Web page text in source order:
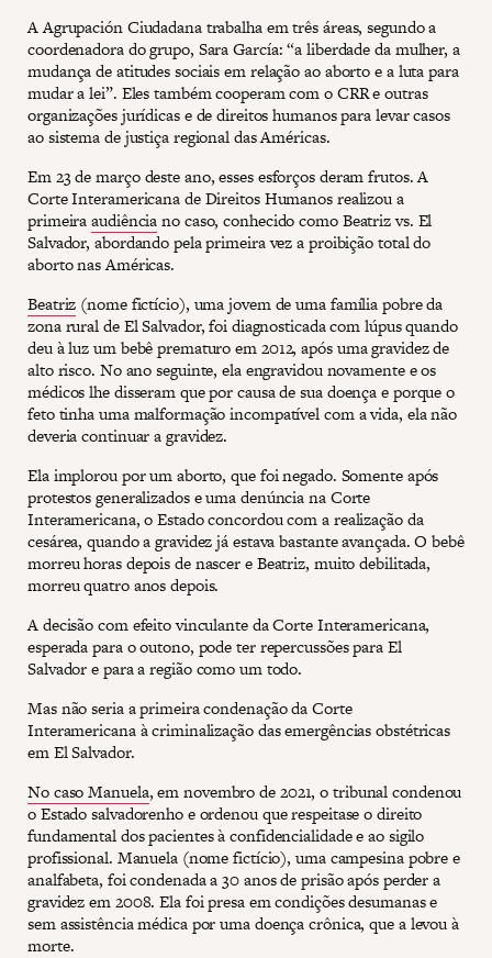
A Agrupación Ciudadana trabalha em três áreas, segundo a
coordenadora do grupo, Sara García: “a liberdade da mulher, a
mudança de atitudes sociais em relação ao aborto e a luta para
mudar a lei”. Eles também cooperam com o CRR e outras
organizações jurídicas e de direitos humanos para levar casos
ao sistema de justiça regional das Américas.
Em 23 de março deste ano, esses esforços deram frutos. A
Corte Interamericana de Direitos Humanos realizou a
primeiraaudiênciano caso, conhecido como Beatriz vs. El
Salvador, abordando pela primeira vez a proibição total do
aborto nas Américas.
Beatriz (nome fictício), uma jovem de uma família pobre da
zona rural de El Salvador, foi diagnosticada com lúpus quando
deu à luz um bebê prematuro em 2012, após uma gravidez de
alto risco. No ano seguinte, ela engravidou novamente e os
médicos lhe disseram que por causa de sua doença e porque o
feto tinha uma malformação incompatível com a vida, ela não
deveria continuar a gravidez.
Ela implorou por um aborto, que foi negado. Somente após
protestos generalizados e uma denúncia na Corte
Interamericana, o Estado concordou com a realização da
cesárea, quando a gravidez já estava bastante avançada. O bebê
morreu horas depois de nascer e Beatriz, muito debilitada,
morreu quatro anos depois.
A decisão com efeito vinculante da Corte Interamericana,
esperada para o outono, pode ter repercussões para El
Salvador e para a região como um todo.
Mas não seria a primeira condenação da Corte
Interamericana à criminalização das emergências obstétricas
em El Salvador.
No caso Manuela, em novembro de 2021, o tribunal condenou
o Estado salvadorenho e ordenou que respeitase o direito
fundamental dos pacientes à confidencialidade e ao sigilo
profissional. Manuela (nome fictício), uma campesina pobre e
analfabeta, foi condenada a 30 anos de prisão após perder a
gravidez em 2008. Ela foi presa em condições desumanas e
sem assistência médica por uma doença crônica, que a levou à
morte.